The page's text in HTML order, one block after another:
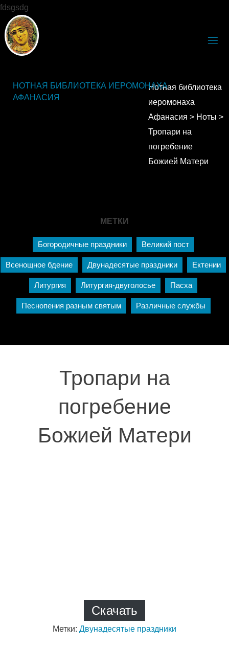
fdsgsdg
НОТНАЯ БИБЛИОТЕКА ИЕРОМОНАХА
АФАНАСИЯ
Нотная библиотека
иеромонаха
Афанасия > Ноты >
Тропари на
погребение
Божией Матери
МЕТКИ
Богородичные праздники Великий пост
Всенощное бдение Двунадесятые праздники Ектении
Литургия Литургия-двуголосье Пасха
Песнопения разным святым Различные службы
Тропари на
погребение
Божией Матери
Скачать
Метки: Двунадесятые праздники